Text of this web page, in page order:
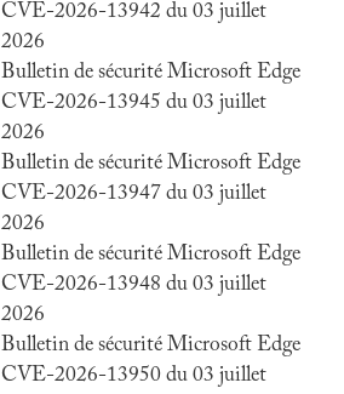
CVE-2026-13942 du 03 juillet
2026
Bulletin de sécurité Microsoft Edge
CVE-2026-13945 du 03 juillet
2026
Bulletin de sécurité Microsoft Edge
CVE-2026-13947 du 03 juillet
2026
Bulletin de sécurité Microsoft Edge
CVE-2026-13948 du 03 juillet
2026
Bulletin de sécurité Microsoft Edge
CVE-2026-13950 du 03 juillet